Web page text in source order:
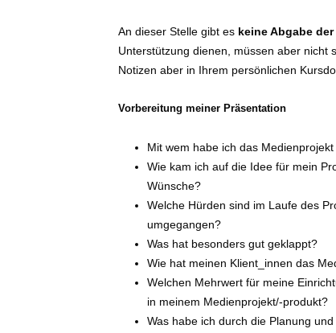
An dieser Stelle gibt es keine Abgabe
Unterstützung dienen, müssen aber nicht
Notizen aber in Ihrem persönlichen
Vorbereitung meiner Präsentation
Mit wem habe ich das
Wie kam ich auf die Idee für mein
Wünsche?
Welche Hürden sind im Laufe des
umgegangen?
Was hat besonders gut geklappt?
Wie hat meinen Klient_innen das
Welchen Mehrwert für meine
in meinem Medienprojekt/-produkt?
Was habe ich durch die Planung